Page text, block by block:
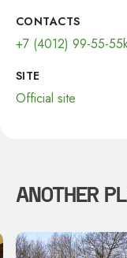
CONTACTS
+7 (4012) 99-55-55
SITE
Official site
ANOTHER